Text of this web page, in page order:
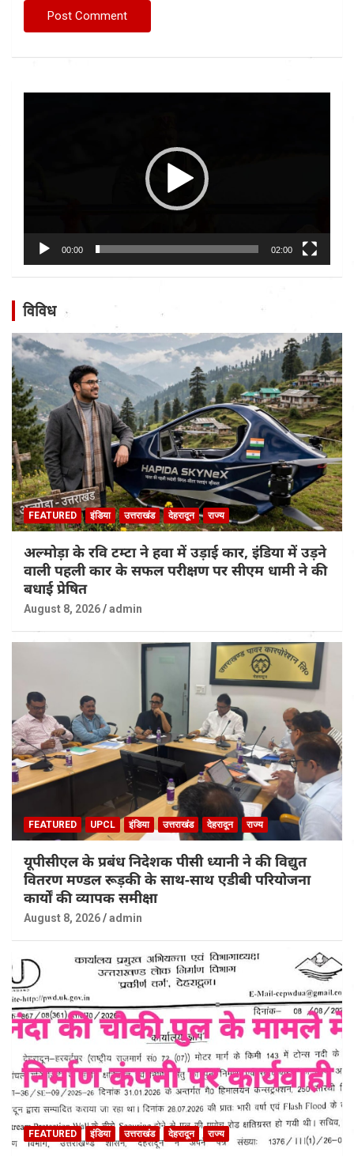
00:00 02:00
विविध
FEATURED इंडिया उत्तराखंड देहरादून राज्य
अल्मोड़ा के रवि टम्टा ने हवा में उड़ाई कार, इंडिया में उड़ने
वाली पहली कार के सफल परीक्षण पर सीएम धामी ने की
बधाई प्रेषित
August 8, 2026 admin
FEATURED UPCL इंडिया उत्तराखंड देहरादून राज्य
यूपीसीएल के प्रबंध निदेशक पीसी ध्यानी ने की विद्युत
वितरण मण्डल रूड़की के साथ-साथ एडीबी परियोजना
कार्यों की व्यापक समीक्षा
August 8, 2026 admin
FEATURED इंडिया उत्तराखंड देहरादून राज्य